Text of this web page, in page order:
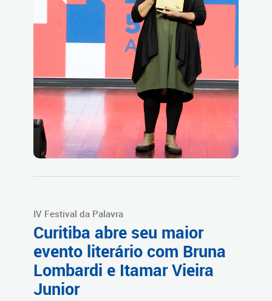
IV Festival da Palavra
Curitiba abre seu maior
evento literário com Bruna
Lombardi e Itamar Vieira
Junior